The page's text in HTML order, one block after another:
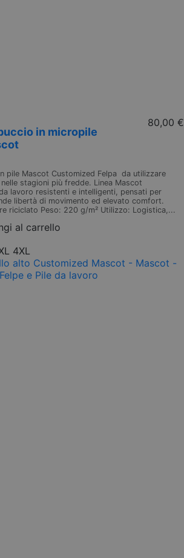
in micropile
80,00 €
pile Mascot Customized Felpa da utilizzare
stagioni più fredde. Linea Mascot
lavoro resistenti e intelligenti, pensati per
libertà di movimento ed elevato comfort.
riciclato Peso: 220 g/m² Utilizzo: Logistica,...
al carrello
4XL